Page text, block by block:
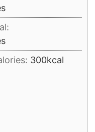
300kcal